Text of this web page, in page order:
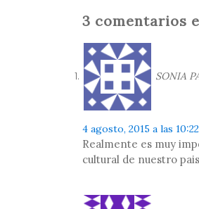
3 comentarios
SONIA
4 agosto, 2015 a las
Realmente es muy
cultural de nuestro